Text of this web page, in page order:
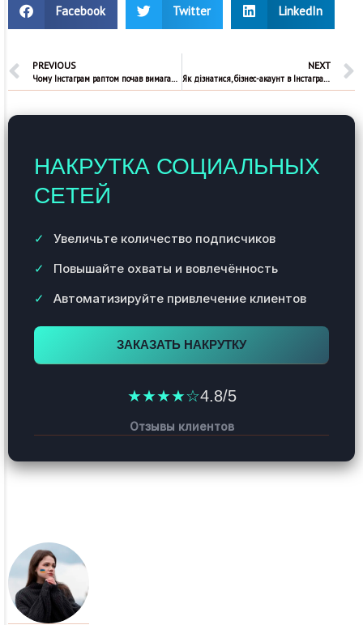
Facebook Twitter LinkedIn
PREVIOUS
Чому Інстаграм раптом почав вимагати верифікацію?
NEXT
Як дізнатися, бізнес-акаунт в Інстаграм чи ні
НАКРУТКА СОЦИАЛЬНЫХ
СЕТЕЙ
Увеличьте количество подписчиков
Повышайте охваты и вовлечённость
Автоматизируйте привлечение клиентов
ЗАКАЗАТЬ НАКРУТКУ
★★★★☆4.8/5
Отзывы клиентов